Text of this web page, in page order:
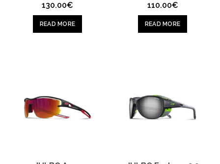
130.00€
READ MORE
110.00€
READ MORE